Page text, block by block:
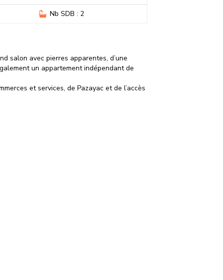
Nb SDB : 2
salon avec pierres apparentes, d’une
un appartement indépendant de
et services, de Pazayac et de l’accès